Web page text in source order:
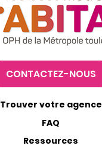
CONTACTEZ-NOUS
Trouver votre agence
FAQ
Ressources